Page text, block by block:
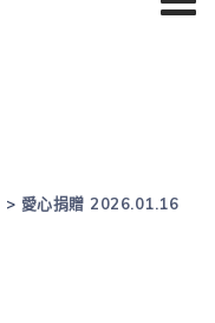
> 愛心捐贈 2026.01.16